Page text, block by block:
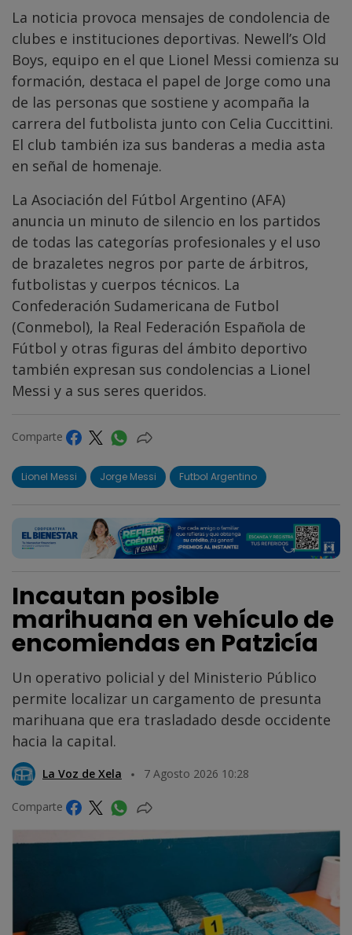
La noticia provoca mensajes de condolencia de
clubes e instituciones deportivas. Newell’s Old
Boys, equipo en el que Lionel Messi comienza su
formación, destaca el papel de Jorge como una
de las personas que sostiene y acompaña la
carrera del futbolista junto con Celia Cuccittini.
El club también iza sus banderas a media asta
en señal de homenaje.
La Asociación del Fútbol Argentino (AFA)
anuncia un minuto de silencio en los partidos
de todas las categorías profesionales y el uso
de brazaletes negros por parte de árbitros,
futbolistas y cuerpos técnicos. La
Confederación Sudamericana de Futbol
(Conmebol), la Real Federación Española de
Fútbol y otras figuras del ámbito deportivo
también expresan sus condolencias a Lionel
Messi y a sus seres queridos.
Comparte
Lionel Messi Jorge Messi Futbol Argentino
Incautan posible
marihuana en vehículo de
encomiendas en Patzicía
Un operativo policial y del Ministerio Público
permite localizar un cargamento de presunta
marihuana que era trasladado desde occidente
hacia la capital.
La Voz de Xela 7 Agosto 2026 10:28
Comparte